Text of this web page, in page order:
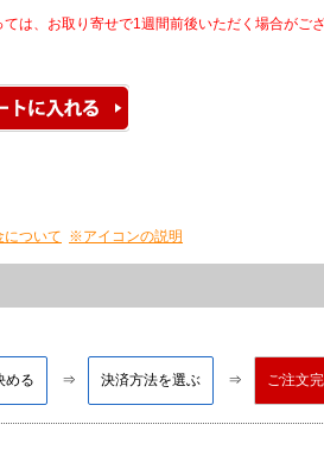
は、お取り寄せで1週間前後いただく場合がござ
ついて ※アイコンの説明
める 決済方法を選ぶ ご注文完